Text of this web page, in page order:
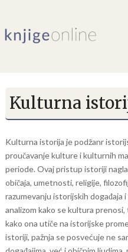
Kulturna
Kulturna istorija je podžanr
proučavanje kulture i kulturnih
periode. Ovaj pristup istoriji
običaja, umetnosti, religije,
razumevanju istorijskih događaja
analizom kako se kultura
kako ona utiče na istorijske
istoriji, pažnja se posvećuje ne